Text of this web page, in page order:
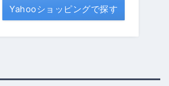
Yahooショッピングで探す